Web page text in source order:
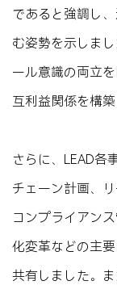
であると強調し
む姿勢を示しま
ール意識の両立
互利益関係を構
さらに、LEAD各
チェーン計画、
コンプライアン
化変革などの主
共有しました。